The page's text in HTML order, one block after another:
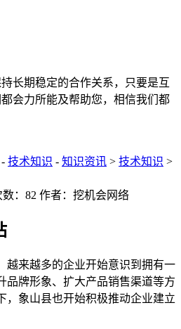
长期稳定的合作关系，只要是互
会力所能及帮助您，相信我们都
- 技术知识 - 知识资讯 > 技术知识 >
数：82 作者：挖机会网络
越来越多的企业开始意识到拥有一
品牌形象、扩大产品销售渠道等方
，象山县也开始积极推动企业建立